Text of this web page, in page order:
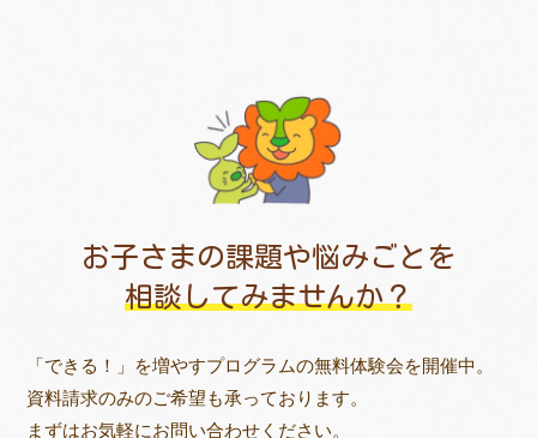
お子さまの課題や悩みごとを
相談してみませんか？
「できる！」を増やすプログラムの無料体験会を開催中。
資料請求のみのご希望も承っております。
まずはお気軽にお問い合わせください。